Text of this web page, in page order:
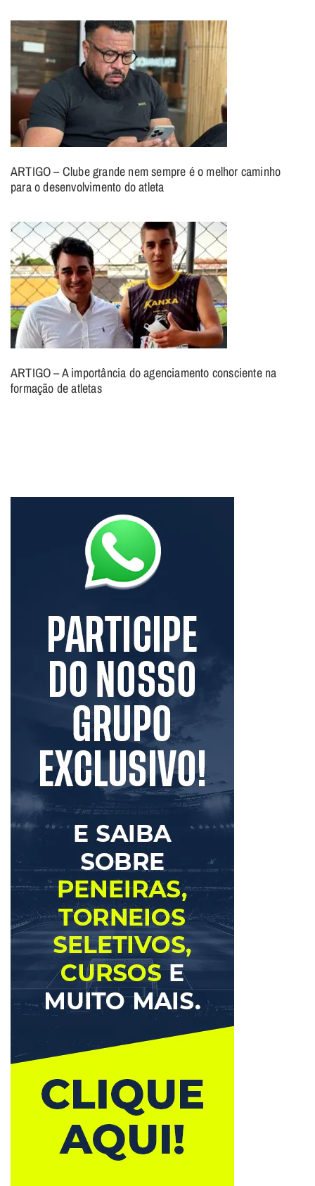
ARTIGO – Clube grande nem sempre é o melhor caminho
para o desenvolvimento do atleta
ARTIGO – A importância do agenciamento consciente na
formação de atletas